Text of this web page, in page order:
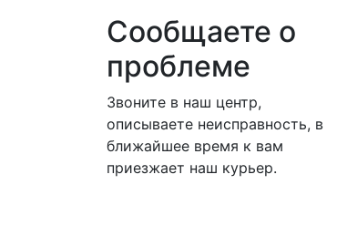
Сообщаете о
проблеме
Звоните в наш центр,
описываете неисправность, в
ближайшее время к вам
приезжает наш курьер.